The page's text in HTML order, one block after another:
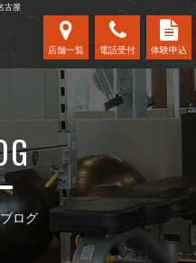
古屋
店舗一覧 電話受付 体験申込
ログ